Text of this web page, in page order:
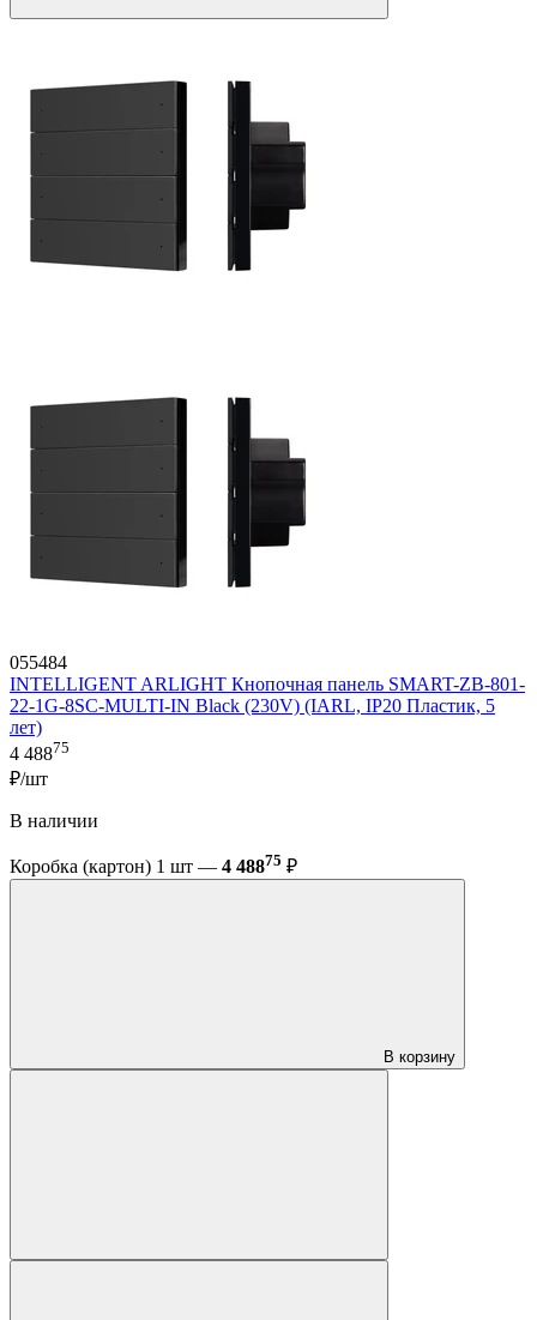
055484
INTELLIGENT ARLIGHT Кнопочная панель SMART-ZB-801-
22-1G-8SC-MULTI-IN Black (230V) (IARL, IP20 Пластик, 5
лет)
4 48875
₽/шт
В наличии
Коробка (картон) 1 шт — 4 48875 ₽
В корзину